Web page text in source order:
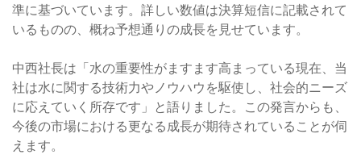
準に基づいています。詳しい数値は決算短信に記載されて
いるものの、概ね予想通りの成長を見せています。
中西社長は「水の重要性がますます高まっている現在、当
社は水に関する技術力やノウハウを駆使し、社会的ニーズ
に応えていく所存です」と語りました。この発言からも、
今後の市場における更なる成長が期待されていることが伺
えます。